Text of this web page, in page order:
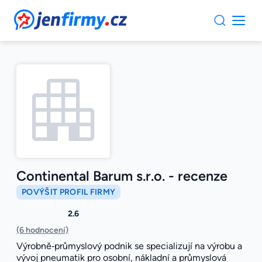
JenFirmy.cz
Continental Barum s.r.o. - recenze
POVÝŠIT PROFIL FIRMY
2.6
(6 hodnocení)
Výrobně‑průmyslový podnik se specializují na výrobu a
vývoj pneumatik pro osobní, nákladní a průmyslová